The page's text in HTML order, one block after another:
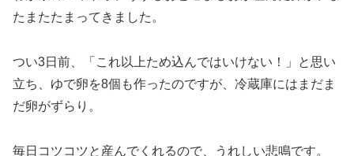
たまたたまってきました。
つい3日前、「これ以上ため込んではいけない！」と思い
立ち、ゆで卵を8個も作ったのですが、冷蔵庫にはまだま
だ卵がずらり。
毎日コツコツと産んでくれるので、うれしい悲鳴です。